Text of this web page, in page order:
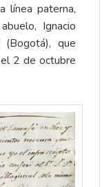
línea paterna,
Ignacio
(Bogotá), que
2 de octubre